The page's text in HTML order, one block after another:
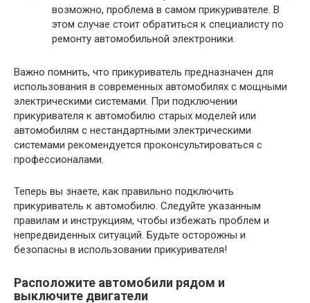
возможно, проблема в самом прикуривателе. В
этом случае стоит обратиться к специалисту по
ремонту автомобильной электроники.
Важно помнить, что прикуриватель предназначен для
использования в современных автомобилях с мощными
электрическими системами. При подключении
прикуривателя к автомобилю старых моделей или
автомобилям с нестандартными электрическими
системами рекомендуется проконсультироваться с
профессионалами.
Теперь вы знаете, как правильно подключить
прикуриватель к автомобилю. Следуйте указанным
правилам и инструкциям, чтобы избежать проблем и
непредвиденных ситуаций. Будьте осторожны и
безопасны в использовании прикуривателя!
Расположите автомобили рядом и
выключите двигатели